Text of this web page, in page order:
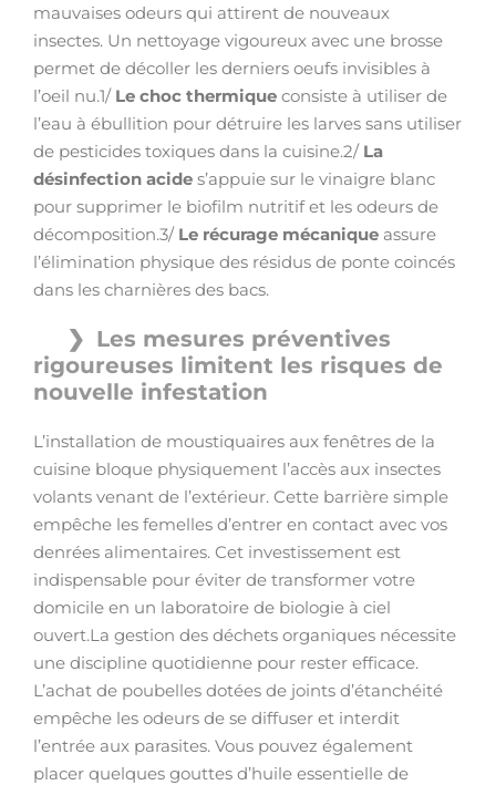
mauvaises odeurs qui attirent de nouveaux
insectes. Un nettoyage vigoureux avec une brosse
permet de décoller les derniers oeufs invisibles à
l’oeil nu.1/ Le choc thermique consiste à utiliser de
l’eau à ébullition pour détruire les larves sans utiliser
de pesticides toxiques dans la cuisine.2/ La
désinfection acide s’appuie sur le vinaigre blanc
pour supprimer le biofilm nutritif et les odeurs de
décomposition.3/ Le récurage mécanique assure
l’élimination physique des résidus de ponte coincés
dans les charnières des bacs.
Les mesures préventives
rigoureuses limitent les risques de
nouvelle infestation
L’installation de moustiquaires aux fenêtres de la
cuisine bloque physiquement l’accès aux insectes
volants venant de l’extérieur. Cette barrière simple
empêche les femelles d’entrer en contact avec vos
denrées alimentaires. Cet investissement est
indispensable pour éviter de transformer votre
domicile en un laboratoire de biologie à ciel
ouvert.La gestion des déchets organiques nécessite
une discipline quotidienne pour rester efficace.
L’achat de poubelles dotées de joints d’étanchéité
empêche les odeurs de se diffuser et interdit
l’entrée aux parasites. Vous pouvez également
placer quelques gouttes d’huile essentielle de